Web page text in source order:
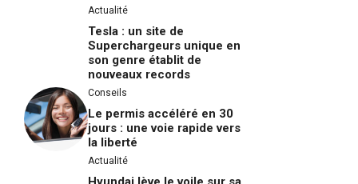
Actualité
Tesla : un site de
Superchargeurs unique en
son genre établit de
nouveaux records
Conseils
Le permis accéléré en 30
jours : une voie rapide vers
la liberté
Actualité